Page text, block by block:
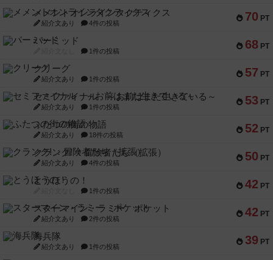
70 PT
メメントオンラインタクティクス
紹介文あり 4件の投稿
68 PT
パーミッド
1件の投稿
57 PT
クリーグ
紹介文あり 1件の投稿
53 PT
セミファイナル ～お前はまだ生きている～
紹介文あり 1件の投稿
52 PT
ふたつの街の物語
紹介文あり 18件の投稿
50 PT
クランク! ：冒険者たち（拡張）
紹介文あり 4件の投稿
42 PT
とうほうの！
1件の投稿
42 PT
スターマイン・ラミー ポケット
紹介文あり 2件の投稿
39 PT
海兵隊
紹介文あり 1件の投稿